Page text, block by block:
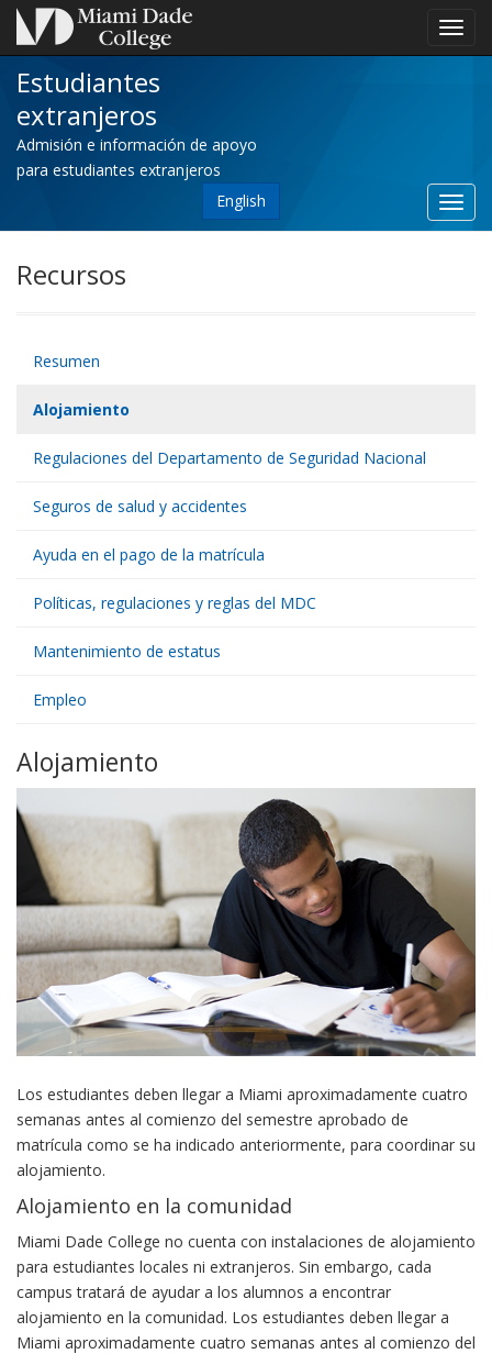
Estudiantes
extranjeros
Admisión e información de apoyo
para estudiantes extranjeros
English
Recursos
Resumen
Alojamiento
Regulaciones del Departamento de Seguridad Nacional
Seguros de salud y accidentes
Ayuda en el pago de la matrícula
Políticas, regulaciones y reglas del MDC
Mantenimiento de estatus
Empleo
Alojamiento
Los estudiantes deben llegar a Miami aproximadamente cuatro
semanas antes al comienzo del semestre aprobado de
matrícula como se ha indicado anteriormente, para coordinar su
alojamiento.
Alojamiento en la comunidad
Miami Dade College no cuenta con instalaciones de alojamiento
para estudiantes locales ni extranjeros. Sin embargo, cada
campus tratará de ayudar a los alumnos a encontrar
alojamiento en la comunidad. Los estudiantes deben llegar a
Miami aproximadamente cuatro semanas antes al comienzo del